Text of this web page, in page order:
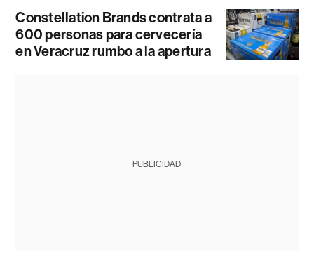
Constellation Brands contrata a
600 personas para cervecería
en Veracruz rumbo a la apertura
PUBLICIDAD